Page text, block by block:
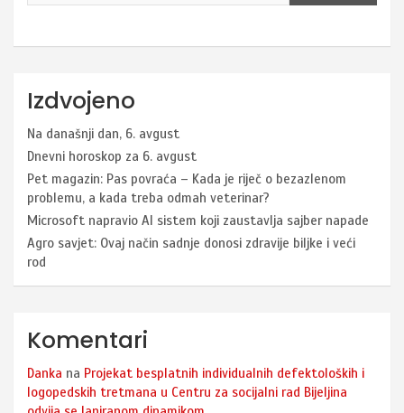
Izdvojeno
Na današnji dan, 6. avgust
Dnevni horoskop za 6. avgust
Pet magazin: Pas povraća – Kada je riječ o bezazlenom
problemu, a kada treba odmah veterinar?
Microsoft napravio AI sistem koji zaustavlja sajber napade
Agro savjet: Ovaj način sadnje donosi zdravije biljke i veći
rod
Komentari
Danka na Projekat besplatnih individualnih defektoloških i
logopedskih tretmana u Centru za socijalni rad Bijeljina